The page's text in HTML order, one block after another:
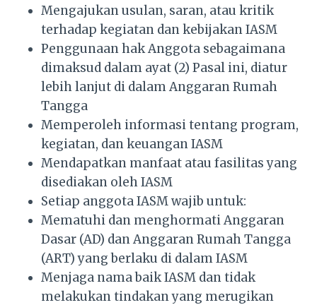
Mengajukan usulan, saran, atau kritik
terhadap kegiatan dan kebijakan IASM
Penggunaan hak Anggota sebagaimana
dimaksud dalam ayat (2) Pasal ini, diatur
lebih lanjut di dalam Anggaran Rumah
Tangga
Memperoleh informasi tentang program,
kegiatan, dan keuangan IASM
Mendapatkan manfaat atau fasilitas yang
disediakan oleh IASM
Setiap anggota IASM wajib untuk:
Mematuhi dan menghormati Anggaran
Dasar (AD) dan Anggaran Rumah Tangga
(ART) yang berlaku di dalam IASM
Menjaga nama baik IASM dan tidak
melakukan tindakan yang merugikan